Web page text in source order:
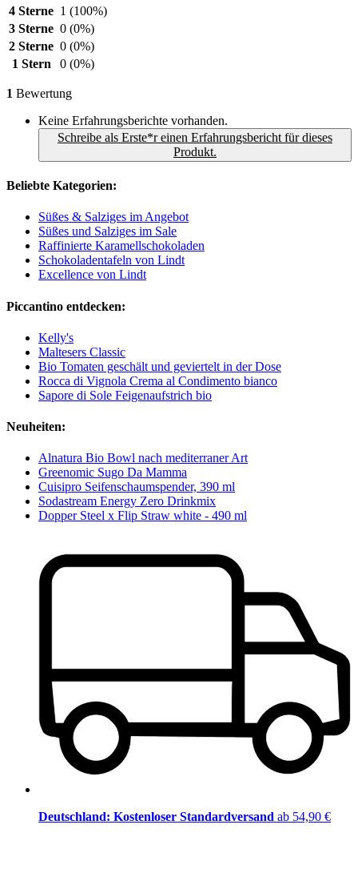
4 Sterne 1 (100%)
3 Sterne 0 (0%)
2 Sterne 0 (0%)
1 Stern
0 (0%)
1 Bewertung
Keine Erfahrungsberichte vorhanden.
Schreibe als Erste*r einen Erfahrungsbericht für dieses
Produkt.
Beliebte Kategorien:
Süßes & Salziges im Angebot
Süßes und Salziges im Sale
Raffinierte Karamellschokoladen
Schokoladentafeln von Lindt
Excellence von Lindt
Piccantino entdecken:
Kelly's
Maltesers Classic
Bio Tomaten geschält und geviertelt in der Dose
Rocca di Vignola Crema al Condimento bianco
Sapore di Sole Feigenaufstrich bio
Neuheiten:
Alnatura Bio Bowl nach mediterraner Art
Greenomic Sugo Da Mamma
Cuisipro Seifenschaumspender, 390 ml
Sodastream Energy Zero Drinkmix
Dopper Steel x Flip Straw white - 490 ml
Deutschland: Kostenloser Standardversand ab 54,90 €